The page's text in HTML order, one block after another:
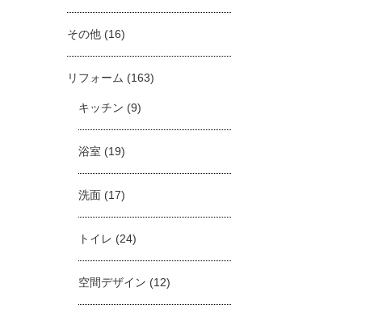
その他 (16)
リフォーム (163)
キッチン (9)
浴室 (19)
洗面 (17)
トイレ (24)
空間デザイン (12)